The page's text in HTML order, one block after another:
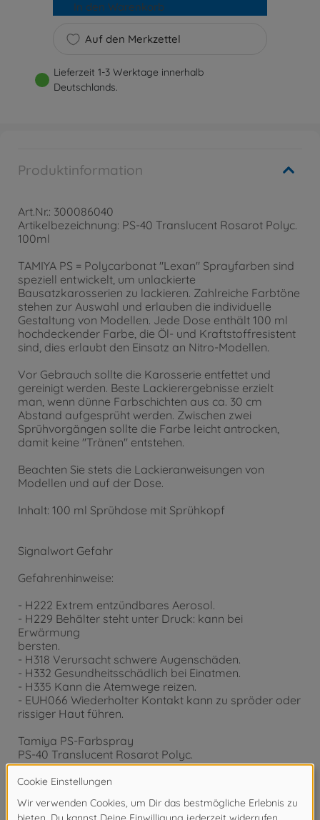
Auf den Merkzettel
In den Warenkorb
Lieferzeit 1-3 Werktage innerhalb
Deutschlands.
Produktinformation
Art.Nr.: 300086040
Artikelbezeichnung: PS-40 Translucent Rosarot Polyc.
100ml
TAMIYA PS = Polycarbonat "Lexan" Sprayfarben sind
speziell entwickelt, um unlackierte
Bausatzkarosserien zu lackieren. Zahlreiche Farbtöne
stehen zur Auswahl und erlauben die individuelle
Gestaltung von Modellen. Jede Dose enthält 100 ml
hochdeckender Farbe, die Öl- und Kraftstoffresistent
sind, dies erlaubt den Einsatz an Nitro-Modellen.
Vor Gebrauch sollte die Karosserie entfettet und
gereinigt werden. Beste Lackierergebnisse erzielt
man, wenn dünne Farbschichten aus ca. 30 cm
Abstand aufgesprüht werden. Zwischen zwei
Sprühvorgängen sollte die Farbe leicht antrocken,
damit keine "Tränen" entstehen.
Beachten Sie stets die Lackieranweisungen von
Modellen und auf der Dose.
Inhalt: 100 ml Sprühdose mit Sprühkopf
Signalwort Gefahr
Gefahrenhinweise:
- H222 Extrem entzündbares Aerosol.
- H229 Behälter steht unter Druck: kann bei
Erwärmung
bersten.
- H318 Verursacht schwere Augenschäden.
- H332 Gesundheitsschädlich bei Einatmen.
- H335 Kann die Atemwege reizen.
- EUH066 Wiederholter Kontakt kann zu spröder oder
rissiger Haut führen.
Tamiya PS-Farbspray
PS-40 Translucent Rosarot Polyc.
Inhalt: 100 ml
Bei Lackierung der Fraben PS-37 - PS-40, empfehlen
wir diese mit PS-41 Hellsilber zu hinterlegen.